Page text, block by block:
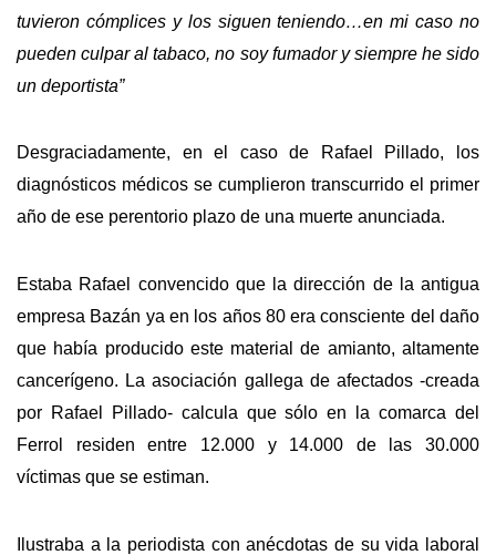
tuvieron cómplices y los siguen teniendo…en mi caso no
pueden culpar al tabaco, no soy fumador y siempre he sido
un deportista”
Desgraciadamente, en el caso de Rafael Pillado, los
diagnósticos médicos se cumplieron transcurrido el primer
año de ese perentorio plazo de una muerte anunciada.
Estaba Rafael convencido que la dirección de la antigua
empresa Bazán ya en los años 80 era consciente del daño
que había producido este material de amianto, altamente
cancerígeno. La asociación gallega de afectados -creada
por Rafael Pillado- calcula que sólo en la comarca del
Ferrol residen entre 12.000 y 14.000 de las 30.000
víctimas que se estiman.
Ilustraba a la periodista con anécdotas de su vida laboral